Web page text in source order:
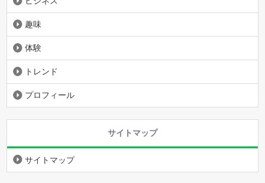
趣味
体験
トレンド
プロフィール
サイトマップ
サイトマップ